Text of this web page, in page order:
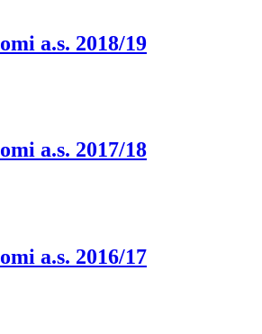
a.s. 2018/19
a.s. 2017/18
a.s. 2016/17